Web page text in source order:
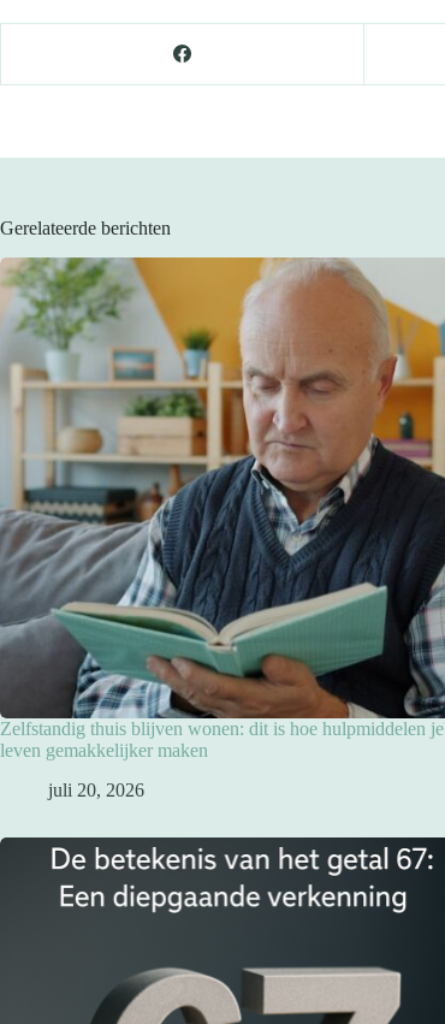
Gerelateerde berichten
Zelfstandig thuis blijven wonen: dit is hoe hulpmiddelen je
leven gemakkelijker maken
juli 20, 2026